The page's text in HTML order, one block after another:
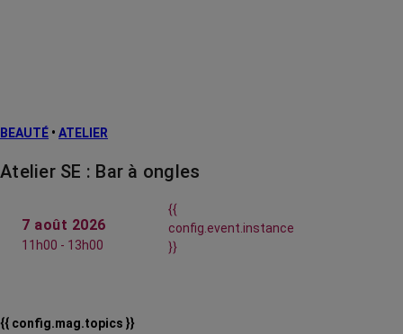
BEAUTÉ • ATELIER
Atelier SE : Bar à ongles
7 août 2026
11h00 - 13h00
{{
config.event.instance
}}
{{ config.mag.topics }}